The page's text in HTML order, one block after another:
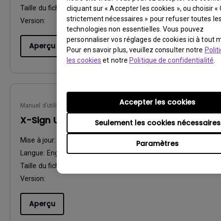
cliquant sur « Accepter les cookies », ou choisir «
strictement nécessaires » pour refuser toutes
technologies non essentielles. Vous pouvez
personnaliser vos réglages de cookies ici à tout
Pour en savoir plus, veuillez consulter notre
les cookies et notrePolitique de confidentialité
Paramètres
Seulement les cookies nécessaires
Accepter les cookies
Taille du fichier:26.48 MB
Version:
Aperçu
Manuel d’utilisation
X-Sign User Manual
Mise à jour:
Langue: English
Taille du fichier:
Version:
Aperçu